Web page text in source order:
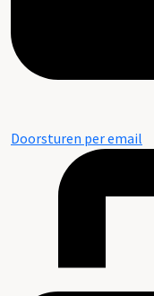
Doorsturen per email